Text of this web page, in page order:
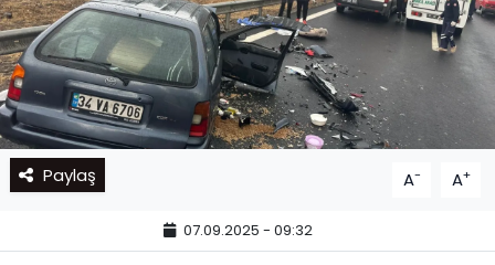
Paylaş A- A+
07.09.2025 - 09:32